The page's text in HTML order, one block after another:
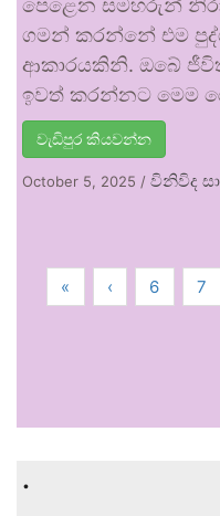
පෙළෙන සමහරුන්
ගමන් කරන්නේ එම
ආකාරයකිනි. ඔබේ
ඉවත් කරන්නට මෙම
වැඩිපුර කියවන්න
October 5, 2025 / විනිවිද
« ‹ 6 7
.